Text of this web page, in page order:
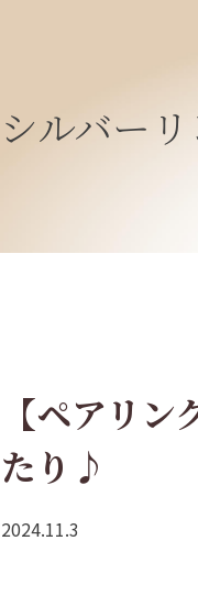
シルバー
【ペアリ
たり♪
2024.11.3